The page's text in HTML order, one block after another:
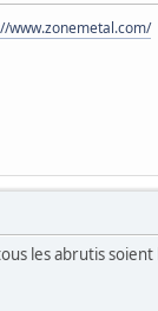
www.zonemetal.com/
les abrutis